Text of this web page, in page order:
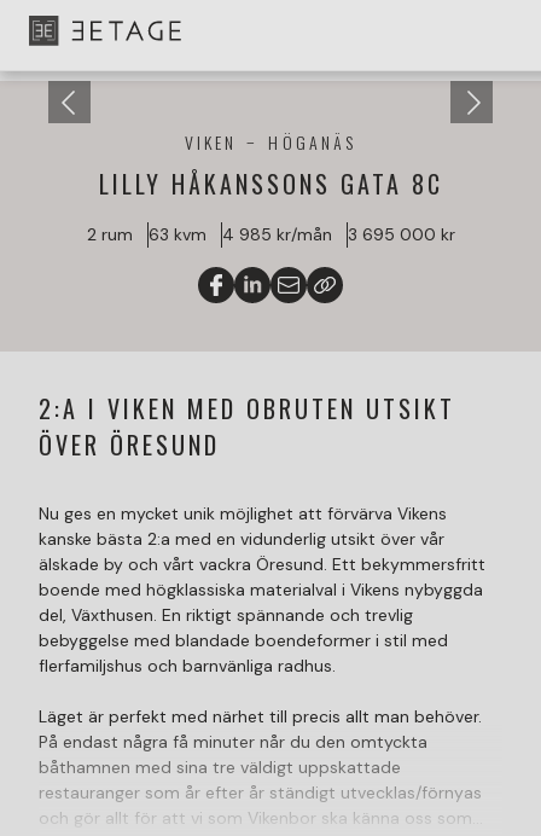
LILLY HÅKANSSONS GATA 8C
VIKEN HÖGANÄS
2 rum 63 kvm 4 985 kr/mån 3 695 000 kr
2:A I VIKEN MED OBRUTEN UTSIKT
ÖVER ÖRESUND
Nu ges en mycket unik möjlighet att förvärva Vikens
kanske bästa 2:a med en vidunderlig utsikt över vår
älskade by och vårt vackra Öresund. Ett bekymmersfritt
boende med högklassiska materialval i Vikens nybyggda
del, Växthusen. En riktigt spännande och trevlig
bebyggelse med blandade boendeformer i stil med
flerfamiljshus och barnvänliga radhus.
Läget är perfekt med närhet till precis allt man behöver.
På endast några få minuter når du den omtyckta
båthamnen med sina tre väldigt uppskattade
restauranger som år efter år ständigt utvecklas/förnyas
och gör allt för att vi som Vikenbor ska känna oss som